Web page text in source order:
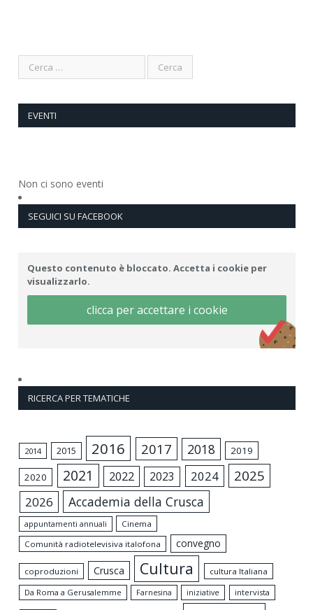
EVENTI
Non ci sono eventi
SEGUICI SU FACEBOOK
Questo contenuto è bloccato. Accetta i cookie per
visualizzarlo.
clicca per accettare i cookie
RICERCA PER TEMATICHE
2014 2015 2016 2017 2018 2019
2020 2021 2022 2023 2024 2025
2026 Accademia della Crusca
appuntamenti annuali
Cinema
Comunità radiotelevisiva italofona
convegno
coproduzioni Crusca Cultura
cultura Italiana
Da Roma a Gerusalemme
Farnesina iniziative intervista